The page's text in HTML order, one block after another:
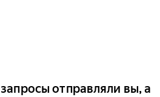
отправляли вы, а